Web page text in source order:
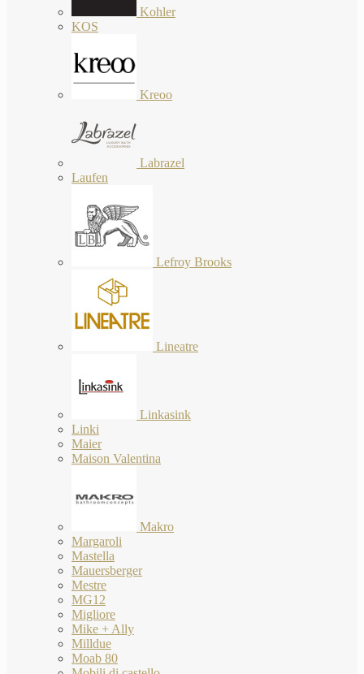
Kohler
KOS
Kreoo
Labrazel
Laufen
Lefroy Brooks
Lineatre
Linkasink
Linki
Maier
Maison Valentina
Makro
Margaroli
Mastella
Mauersberger
Mestre
MG12
Migliore
Mike + Ally
Milldue
Moab 80